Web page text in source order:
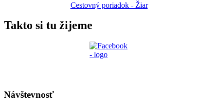
Cestovný poriadok - Žiar
Takto si tu žijeme
Návštevnosť